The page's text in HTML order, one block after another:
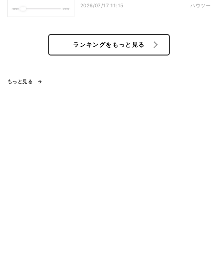
2026/07/17 11:15 ハウツー
ランキングをもっと見る
もっと見る